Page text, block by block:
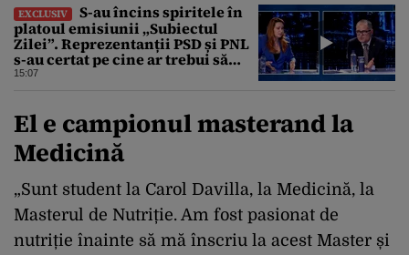
EXCLUSIV
S-au încins spiritele în
platoul emisiunii „Subiectul
Zilei”. Reprezentanții PSD și PNL
s-au certat pe cine ar trebui să
renegocieze jaloanele PNRR
15:07
El e campionul masterand la
Medicină
„Sunt student la Carol Davilla, la Medicină, la
Masterul de Nutriție. Am fost pasionat de
nutriție înainte să mă înscriu la acest Master și